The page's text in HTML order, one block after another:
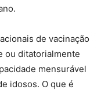
de vacinação
ou ditatorialmente
mensurável
idosos. O que é